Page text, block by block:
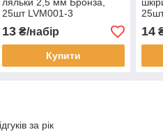
ляльки 2,5 мм Бронза,
25шт LVM001-3
13₴/набір
Купити
14
за рік